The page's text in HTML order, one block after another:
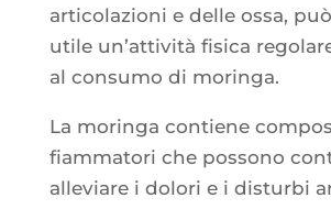
arti­co­la­zio­ni e delle ossa,
utile un’at­ti­vi­tà fisi­ca
al consu­mo di moringa.
La morin­ga contiene
fiam­ma­to­ri che pos­so­no
alle­viare i dolo­ri e i dis­tur­bi